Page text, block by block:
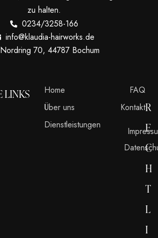
zu halten.
0234/3258-166
info@klaudia-hairworks.de
Nordring 70, 44787 Bochum
LINKS
Home
Über uns
Dienstleistungen
FAQ
KontaktR
E
C
H
T
L
I